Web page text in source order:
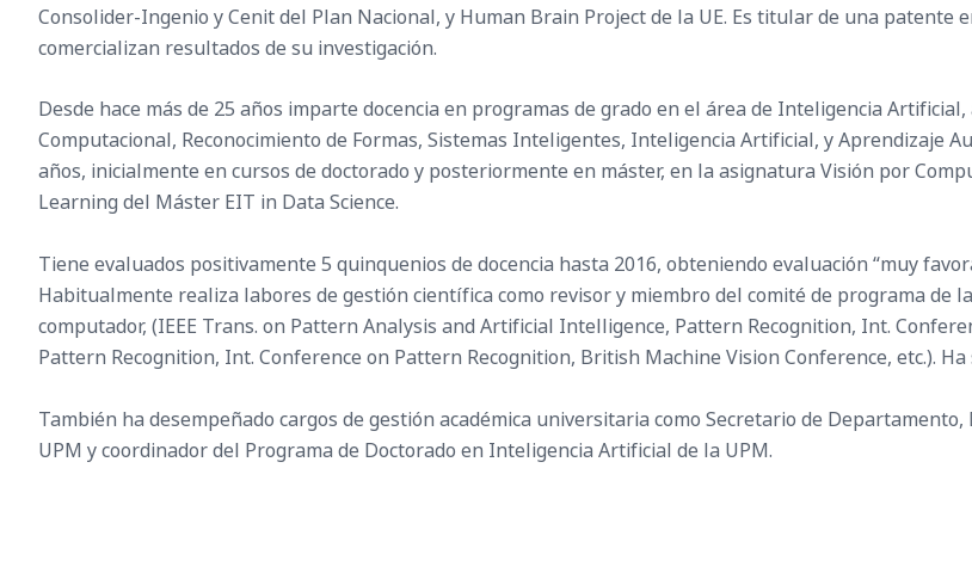
Consolider-Ingenio y Cenit del Plan Nacional, y Human Brain Project de la UE. Es titular de una patente
comercializan resultados de su investigación.
Desde hace más de 25 años imparte docencia en programas de grado en el área de Inteligencia
Computacional, Reconocimiento de Formas, Sistemas Inteligentes, Inteligencia Artificial, y Aprendizaje
años, inicialmente en cursos de doctorado y posteriormente en máster, en la asignatura Visión por
Learning del Máster EIT in Data Science.
Tiene evaluados positivamente 5 quinquenios de docencia hasta 2016, obteniendo evaluación “muy
Habitualmente realiza labores de gestión científica como revisor y miembro del comité de programa de
computador, (IEEE Trans. on Pattern Analysis and Artificial Intelligence, Pattern Recognition, Int.
Pattern Recognition, Int. Conference on Pattern Recognition, British Machine Vision Conference, etc.).
También ha desempeñado cargos de gestión académica universitaria como Secretario de
UPM y coordinador del Programa de Doctorado en Inteligencia Artificial de la UPM.